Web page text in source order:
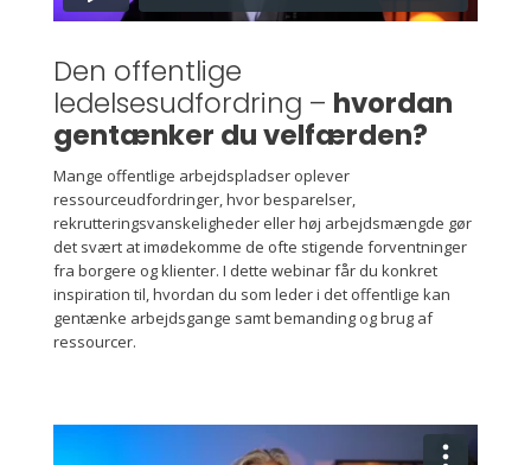
Den offentlige
ledelsesudfordring – hvordan
gentænker du velfærden?
Mange offentlige arbejdspladser oplever
ressourceudfordringer, hvor besparelser,
rekrutteringsvanskeligheder eller høj arbejdsmængde gør
det svært at imødekomme de ofte stigende forventninger
fra borgere og klienter. I dette webinar får du konkret
inspiration til, hvordan du som leder i det offentlige kan
gentænke arbejdsgange samt bemanding og brug af
ressourcer.